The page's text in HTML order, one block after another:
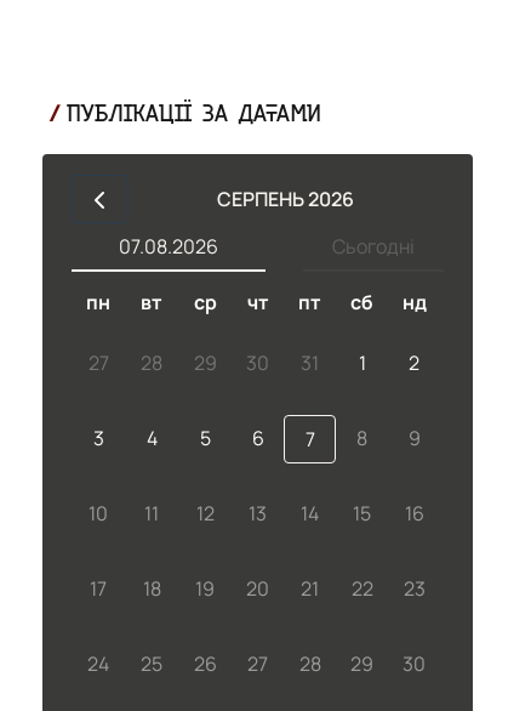
ПУБЛІКАЦІЇ ЗА ДАТАМИ
СЕРПЕНЬ 2026
Сьогодні
07.08.2026
пн вт ср чт пт сб нд
27 28 29 30 31 1 2
3 4 5 6 7 8 9
10 11 12 13 14 15 16
17 18 19 20 21 22 23
24 25 26 27 28 29 30